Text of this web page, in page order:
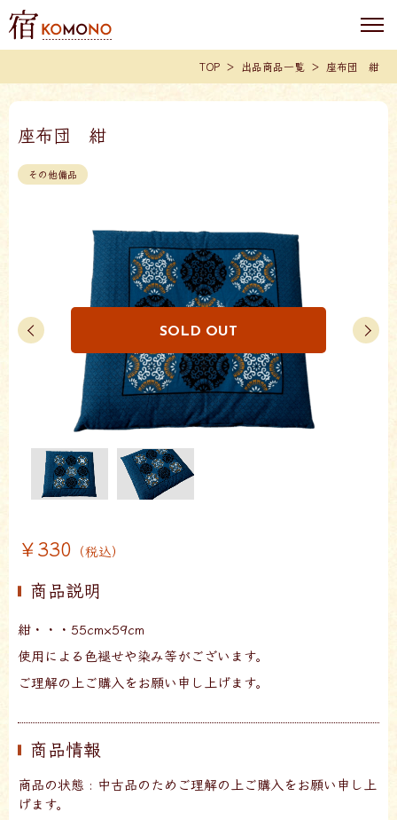
TOP 出品商品一覧 座布団 紺
座布団 紺
その他備品
￥330 （税込）
商品説明
紺・・・55cm×59cm
使用による色褪せや染み等がございます。
ご理解の上ご購入をお願い申し上げます。
商品情報
商品の状態 : 中古品のためご理解の上ご購入をお願い申し上
げます。